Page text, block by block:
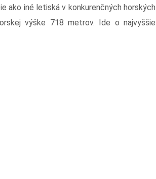
ako iné letiská v konkurenčných horských
výške 718 metrov. Ide o najvyššie